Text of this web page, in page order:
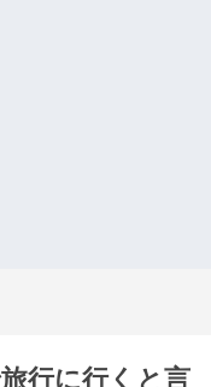
行に行くと言